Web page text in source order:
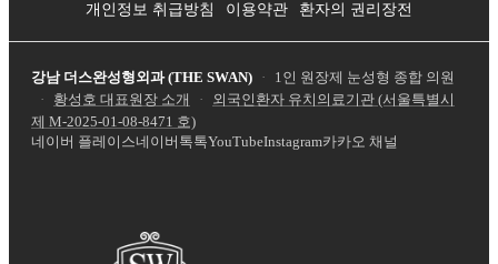
개인정보 취급방침 이용약관 환자의 권리장전
강남 더스완성형외과 (THE SWAN) ·
1인 원장제 눈성형 종합 의원
·
황성호 대표원장 소개 ·
외국인환자 유치의료기관 (서울특별시
제 M-2025-01-08-8471 호)
네이버 플레이스네이버톡톡YouTubeInstagram카카오 채널